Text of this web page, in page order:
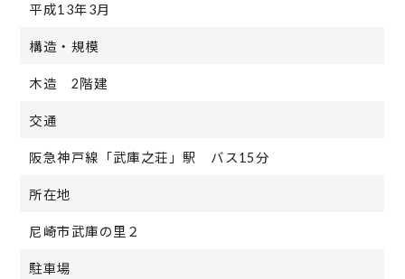
平成13年3月
構造・規模
木造 2階建
交通
阪急神戸線「武庫之荘」駅 バス15分
所在地
尼崎市武庫の里２
駐車場